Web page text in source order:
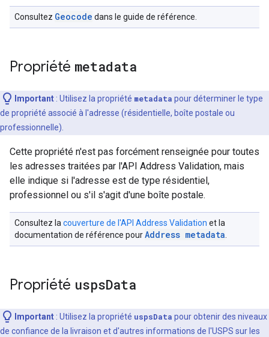
Consultez Geocode dans le guide de référence.
Propriété metadata
Important : Utilisez la propriété metadata pour déterminer le type
de propriété associé à l'adresse (résidentielle, boîte postale ou
professionnelle).
Cette propriété n'est pas forcément renseignée pour toutes
les adresses traitées par l'API Address Validation, mais
elle indique si l'adresse est de type résidentiel,
professionnel ou s'il s'agit d'une boîte postale.
Consultez la couverture de l'API Address Validation et la
documentation de référence pourAddress metadata
Propriété uspsData
Important : Utilisez la propriété uspsData pour obtenir des niveaux
de confiance de la livraison et d'autres informations de l'USPS sur les